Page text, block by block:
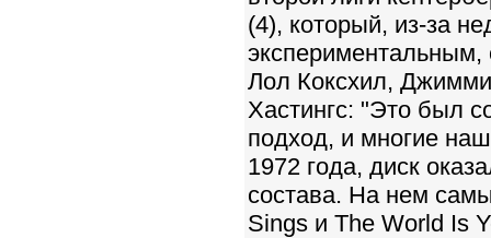
(4), который, из-за
Лол Коксхил,
Хастингс: "Это был
подход, и многие
1972 года, диск
состава. На нем
Sings и The World Is